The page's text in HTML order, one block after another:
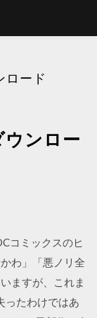
ロード
ンロー
コミックスのヒ
わ」「悪ノリ全
ますが、これま
ったわけではあ